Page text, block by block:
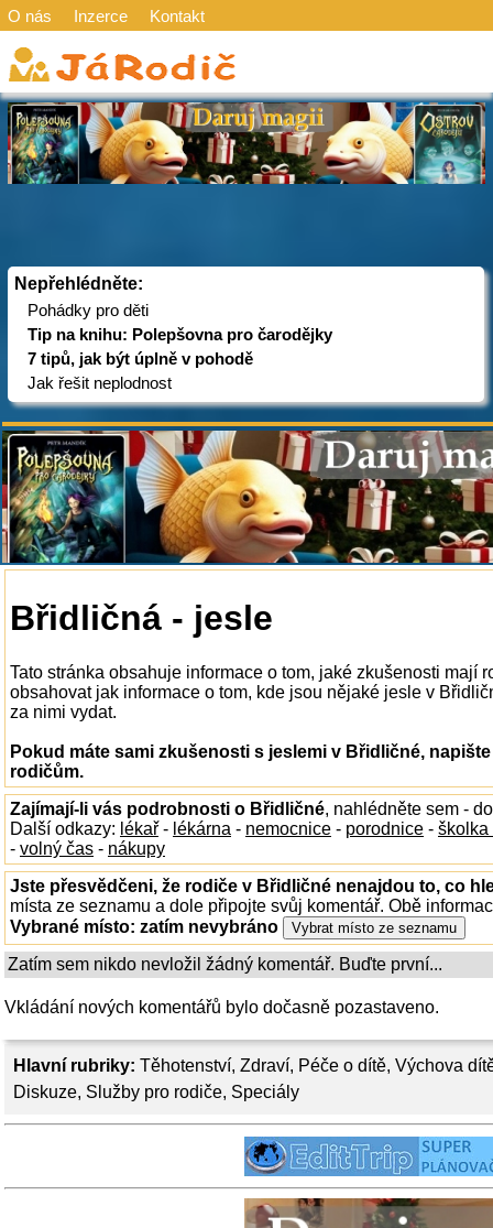
O nás Inzerce Kontakt
Nepřehlédněte:
Pohádky pro děti
Tip na knihu: Polepšovna pro čarodějky
7 tipů, jak být úplně v pohodě
Jak řešit neplodnost
Hlavní rubriky: Těhotenství, Zdraví, Péče o dítě, Výchova
Diskuze, Služby pro rodiče, Speciály
Břidličná - jesle
Tato stránka obsahuje informace o tom, jaké zkušenosti mají
obsahovat jak informace o tom, kde jsou nějaké jesle v
za nimi vydat.
Pokud máte sami zkušenosti s jeslemi v Břidličné,
rodičům.
Zajímají-li vás podrobnosti o Břidličné, nahlédněte sem -
Další odkazy: lékař - lékárna - nemocnice - porodnice - školka
- volný čas - nákupy
Jste přesvědčeni, že rodiče v Břidličné nenajdou to, co
místa ze seznamu a dole připojte svůj komentář. Obě
Vybrané místo: zatím nevybráno
Zatím sem nikdo nevložil žádný komentář. Buďte první...
Vkládání nových komentářů bylo dočasně pozastaveno.